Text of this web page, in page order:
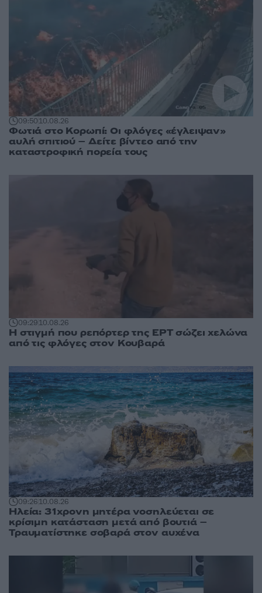
09:5010.08.26
Φωτιά στο Κορωπί: Οι φλόγες «έγλειψαν»
αυλή σπιτιού – Δείτε βίντεο από την
καταστροφική πορεία τους
09:2910.08.26
Η στιγμή που ρεπόρτερ της ΕΡΤ σώζει χελώνα
από τις φλόγες στον Κουβαρά
09:2610.08.26
Ηλεία: 31χρονη μητέρα νοσηλεύεται σε
κρίσιμη κατάσταση μετά από βουτιά –
Τραυματίστηκε σοβαρά στον αυχένα